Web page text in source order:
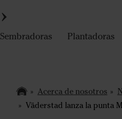
Sembradoras Plantadoras
Acerca de nosotros
Väderstad lanza la punta